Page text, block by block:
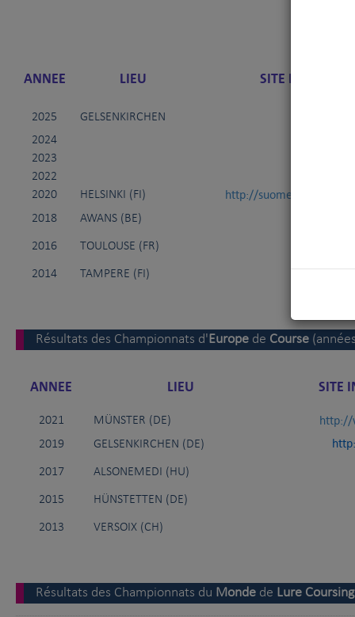
ANNEE LIEU SITE INTERNET
2025
GELSENKIRCHEN
2024
2023
2022
2020
HELSINKI (FI) http://
2018 AWANS (BE)
2016 TOULOUSE (FR)
2014 TAMPERE (FI)
Résultats des Championnats d'Europe de Course
ANNEE LIEU SITE
2021 MÜNSTER (DE) http://
2019 GELSENKIRCHEN (DE)
2017 ALSONEMEDI (HU)
2015 HÜNSTETTEN (DE)
2013 VERSOIX (CH)
Résultats des Championnats du Monde de Lure